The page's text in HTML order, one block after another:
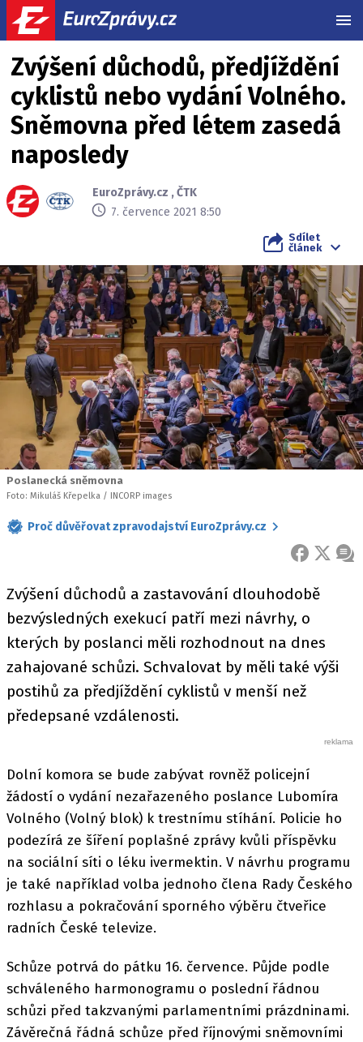
Zvýšení důchodů, předjíždění
cyklistů nebo vydání Volného.
Sněmovna před létem zasedá
naposledy
EuroZprávy.cz ,ČTK
7. července 2021 8:50
Sdílet
článek
Poslanecká sněmovna
Foto: Mikuláš Křepelka / INCORP images
Proč důvěřovat zpravodajství EuroZprávy.cz
FACEBOOK
X
Zvýšení důchodů a zastavování dlouhodobě
bezvýsledných exekucí patří mezi návrhy, o
kterých by poslanci měli rozhodnout na dnes
zahajované schůzi. Schvalovat by měli také výši
postihů za předjíždění cyklistů v menší než
předepsané vzdálenosti.
Dolní komora se bude zabývat rovněž policejní
žádostí o vydání nezařazeného poslance Lubomíra
Volného (Volný blok) k trestnímu stíhání. Policie ho
podezírá ze šíření poplašné zprávy kvůli příspěvku
na sociální síti o léku ivermektin. V návrhu programu
je také například volba jednoho člena Rady Českého
rozhlasu a pokračování sporného výběru čtveřice
radních České televize.
Schůze potrvá do pátku 16. července. Půjde podle
schváleného harmonogramu o poslední řádnou
schůzi před takzvanými parlamentními prázdninami.
Závěrečná řádná schůze před říjnovými sněmovními